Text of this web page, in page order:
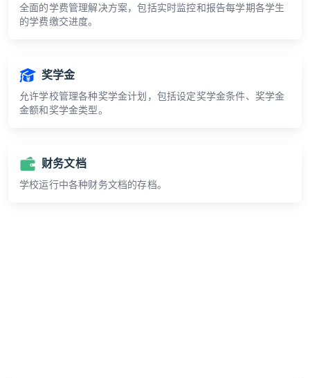
全面的学费管理解决方案，包括实时监控和报告每学期各学生
的学费缴交进度。
奖学金
允许学校管理各种奖学金计划，包括设定奖学金条件、奖学金
金额和奖学金类型。
财务文档
学校运行中各种财务文档的存档。